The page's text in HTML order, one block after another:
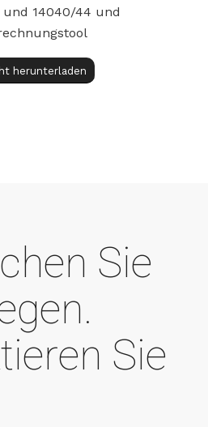
und 14040/44 und
herunterladen
Sie
Sie